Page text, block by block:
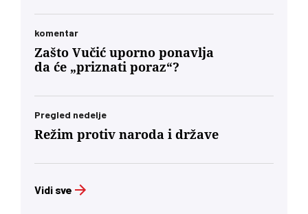
komentar
Zašto Vučić uporno ponavlja
da će „priznati poraz“?
Pregled nedelje
Režim protiv naroda i države
Vidi sve